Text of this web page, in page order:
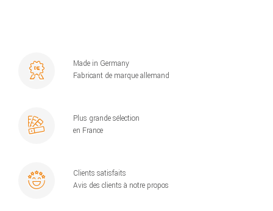
Made in Germany
Fabricant de marque allemand
Plus grande sélection
en France
Clients satisfaits
Avis des clients à notre propos